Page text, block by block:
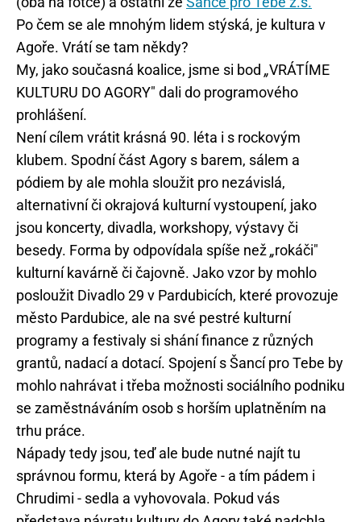
Po čem se ale mnohým lidem stýská, je kultura v
Agoře. Vrátí se tam někdy?
My, jako současná koalice, jsme si bod „VRÁTÍME
KULTURU DO AGORY" dali do programového
prohlášení.
Není cílem vrátit krásná 90. léta i s rockovým
klubem. Spodní část Agory s barem, sálem a
pódiem by ale mohla sloužit pro nezávislá,
alternativní či okrajová kulturní vystoupení, jako
jsou koncerty, divadla, workshopy, výstavy či
besedy. Forma by odpovídala spíše než„rokáči"
kulturní kavárně či čajovně. Jako vzor by mohlo
posloužit Divadlo 29 v Pardubicích, které provozuje
město Pardubice, ale na své pestré kulturní
programy a festivaly si shání finance z různých
grantů, nadací a dotací. Spojení s Šancí pro Tebe by
mohlo nahrávat i třeba možnosti sociálního podniku
se zaměstnáváním osob s horším uplatněním na
trhu práce.
Nápady tedy jsou, teď ale bude nutné najít tu
správnou formu, která by Agoře - a tím pádem i
Chrudimi - sedla a vyhovovala. Pokud vás